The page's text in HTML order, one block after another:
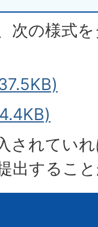
次の様式
されてい
出するこ